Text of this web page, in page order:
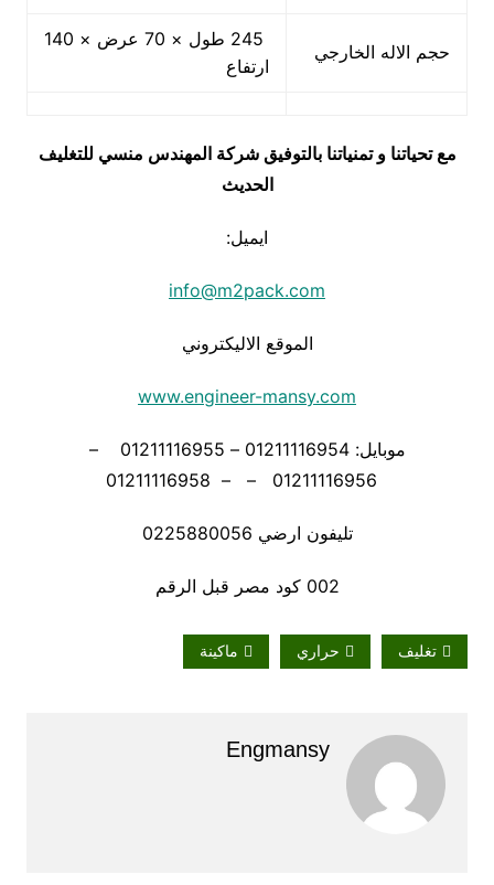
حجم الاله الخارجي
245 طول × 70 عرض × 140
ارتفاع
مع تحياتنا و تمنياتنا بالتوفيق شركة المهندس منسي للتغليف
الحديث
ايميل:
info@m2pack.com
الموقع الاليكتروني
www.engineer-mansy.com
موبايل: 01211116954 – 01211116955 –
تليفون ارضي 0225880056
002 كود مصر قبل الرقم
تغليف حراري ماكينة
Engmansy